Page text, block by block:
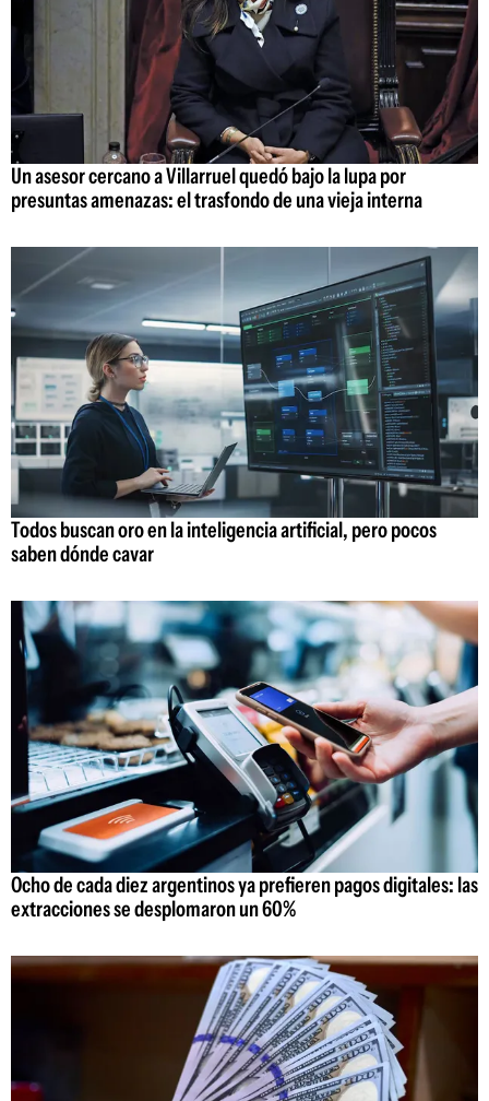
Un asesor cercano a Villarruel quedó bajo la lupa por
presuntas amenazas: el trasfondo de una vieja interna
Todos buscan oro en la inteligencia artificial, pero pocos
saben dónde cavar
Ocho de cada diez argentinos ya prefieren pagos digitales: las
extracciones se desplomaron un 60%